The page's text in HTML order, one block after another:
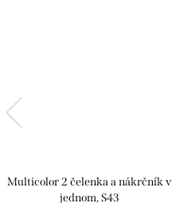
Multicolor 2 čelenka a nákrčník v
jednom, S43